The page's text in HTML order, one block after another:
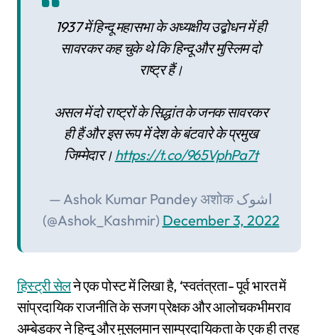
1937 में हिन्दू महासभा के अध्यक्षीय उद्बोधन में ही
सावरकर कह चुके थे कि हिन्दू और मुस्लिम दो
राष्ट्र हैं।
असल में दो राष्ट्रों के सिद्धांत के जनक सावरकर
ही हैं और इस रूप में देश के बंटवारे के प्रमुख
जिम्मेदार। https://t.co/965VphPa7t
— Ashok Kumar Pandey अशोक اشوک
(@Ashok_Kashmir) December 3, 2022
हिस्ट्री सेलने एक पोस्ट में लिखा है, ‘स्वतंत्रता- पूर्व भारत में
सांप्रदायिक राजनीति के सजग प्रेक्षक और आलोचकभीमराव
अम्बेडकर ने हिन्दू और मुसलमान साम्प्रदायिकता के एक ही तरह